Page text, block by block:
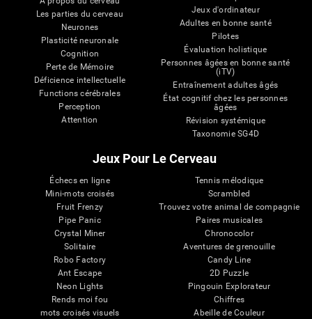
Les parties du cerveau
Neurones
Plasticité neuronale
Cognition
Perte de Mémoire
Déficience intellectuelle
Functions cérébrales
Perception
Attention
Jeux d'ordinateur
Adultes en bonne santé
Pilotes
Évaluation holistique
Personnes âgées en bonne santé
(iTV)
Entraînement adultes âgés
État cognitif chez les personnes
âgées
Révision systémique
Taxonomie SG4D
Jeux Pour Le Cerveau
Échecs en ligne
Mini-mots croisés
Fruit Frenzy
Pipe Panic
Crystal Miner
Solitaire
Robo Factory
Ant Escape
Neon Lights
Rends moi fou
mots croisés visuels
Tennis mélodique
Scrambled
Trouvez votre animal de compagnie
Paires musicales
Chronocolor
Aventures de grenouille
Candy Line
2D Puzzle
Pingouin Explorateur
Chiffres
Abeille de Couleur